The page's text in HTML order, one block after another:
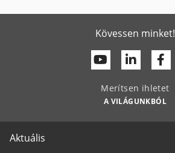
Kövessen minket!
YoutubeLinkedin
Merítsen ihletet
A VILÁGUNKBÓL
Aktuális